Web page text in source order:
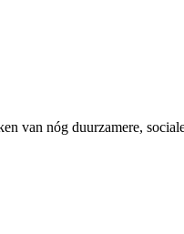
van nóg duurzamere,